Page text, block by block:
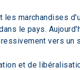
les marchandises
le pays.
vers un
et de